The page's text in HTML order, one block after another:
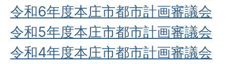
令和6年度本庄市都市計画審議会
令和5年度本庄市都市計画審議会
令和4年度本庄市都市計画審議会